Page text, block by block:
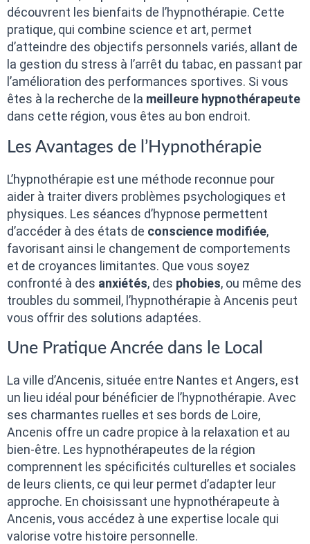
découvrent les bienfaits de l’hypnothérapie. Cette
pratique, qui combine science et art, permet
d’atteindre des objectifs personnels variés, allant de
la gestion du stress à l’arrêt du tabac, en passant par
l’amélioration des performances sportives. Si vous
êtes à la recherche de la meilleure hypnothérapeute
dans cette région, vous êtes au bon endroit.
Les Avantages de l’Hypnothérapie
L’hypnothérapie est une méthode reconnue pour
aider à traiter divers problèmes psychologiques et
physiques. Les séances d’hypnose permettent
d’accéder à des états de conscience modifiée,
favorisant ainsi le changement de comportements
et de croyances limitantes. Que vous soyez
confronté à des anxiétés, des phobies, ou même des
troubles du sommeil, l’hypnothérapie à Ancenis peut
vous offrir des solutions adaptées.
Une Pratique Ancrée dans le Local
La ville d’Ancenis, située entre Nantes et Angers, est
un lieu idéal pour bénéficier de l’hypnothérapie. Avec
ses charmantes ruelles et ses bords de Loire,
Ancenis offre un cadre propice à la relaxation et au
bien-être. Les hypnothérapeutes de la région
comprennent les spécificités culturelles et sociales
de leurs clients, ce qui leur permet d’adapter leur
approche. En choisissant une hypnothérapeute à
Ancenis, vous accédez à une expertise locale qui
valorise votre histoire personnelle.